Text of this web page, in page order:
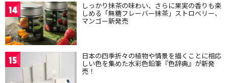
14 しっかり抹茶の味わい、さらに果実の香りも楽
しめる「無糖フレーバー抹茶」ストロベリー、
マンゴー新発売
15 日本の四季折々の植物や情景を描くことに相応
しい色を集めた水彩色鉛筆『色辞典』が新発
売！